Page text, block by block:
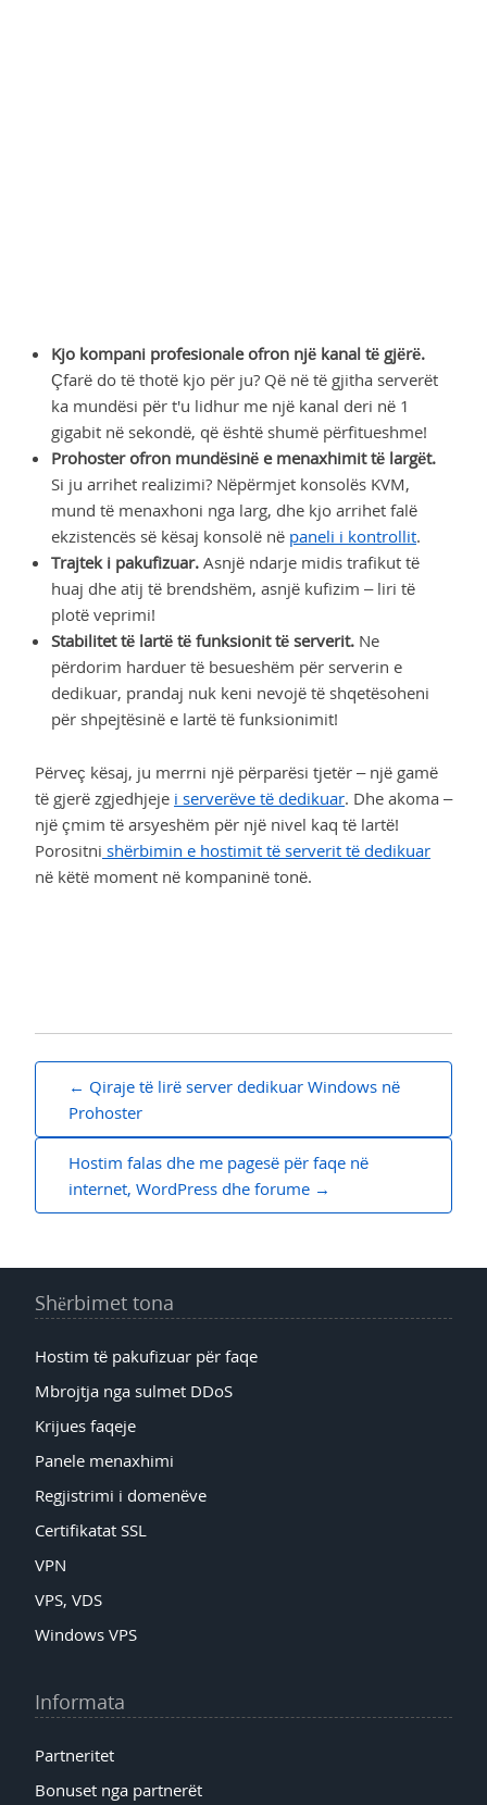
Kjo kompani profesionale ofron një kanal të gjërë.
Çfarë do të thotë kjo për ju? Që në të gjitha serverët
ka mundësi për t'u lidhur me një kanal deri në 1
gigabit në sekondë, që është shumë përfitueshme!
Prohoster ofron mundësinë e menaxhimit të largët.
Si ju arrihet realizimi? Nëpërmjet konsolës KVM,
mund të menaxhoni nga larg, dhe kjo arrihet falë
ekzistencës së kësaj konsolë në paneli i kontrollit.
Trajtek i pakufizuar. Asnjë ndarje midis trafikut të
huaj dhe atij të brendshëm, asnjë kufizim – liri të
plotë veprimi!
Stabilitet të lartë të funksionit të serverit. Ne
përdorim harduer të besueshëm për serverin e
dedikuar, prandaj nuk keni nevojë të shqetësoheni
për shpejtësinë e lartë të funksionimit!
Përveç kësaj, ju merrni një përparësi tjetër – një gamë
të gjerë zgjedhjeje i serverëve të dedikuar. Dhe akoma –
një çmim të arsyeshëm për një nivel kaq të lartë!
Porositni shërbimin e hostimit të serverit të dedikuar
në këtë moment në kompaninë tonë.
Lëvizje
postimet
Qiraje të lirë server dedikuar Windows në
Prohoster
Hostim falas dhe me pagesë për faqe në
internet, WordPress dhe forume
Shërbimet tona
Hostim të pakufizuar për faqe
Mbrojtja nga sulmet DDoS
Krijues faqeje
Panele menaxhimi
Regjistrimi i domenëve
Certifikatat SSL
VPN
VPS, VDS
Windows VPS
Informata
Partneritet
Bonuset nga partnerët